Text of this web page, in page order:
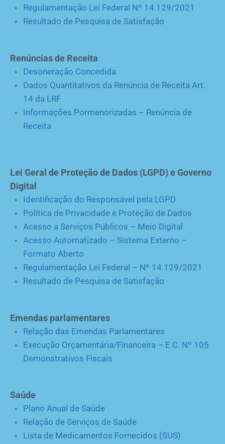
Regulamentação Lei Federal Nº 14.129/2021
Resultado de Pesquisa de Satisfação
Renúncias de Receita
Desoneração Concedida
Dados Quantitativos da Renúncia de Receita Art.
14 da LRF
Informações Pormenorizadas – Renúncia de
Receita
Lei Geral de Proteção de Dados (LGPD) e Governo
Digital
Identificação do Responsável pela LGPD
Política de Privacidade e Proteção de Dados
Acesso a Serviços Públicos – Meio Digital
Acesso Automatizado – Sistema Externo –
Formato Aberto
Regulamentação Lei Federal – Nº 14.129/2021
Resultado de Pesquisa de Satisfação
Emendas parlamentares
Relação das Emendas Parlamentares
Execução Orçamentária/Financeira – E.C. Nº 105
Demonstrativos Fiscais
Saúde
Plano Anual de Saúde
Relação de Serviços de Saúde
Lista de Medicamentos Fornecidos (SUS)